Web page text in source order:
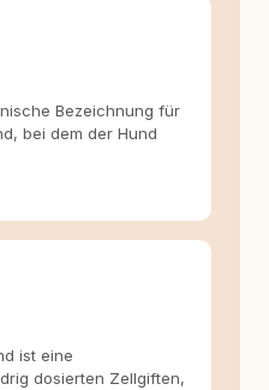
Bezeichnung für
bei dem der Hund
ist eine
dosierten Zellgiften,